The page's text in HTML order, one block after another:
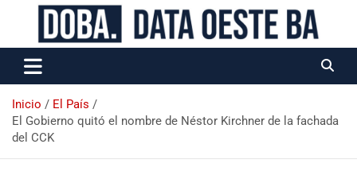
Data Oeste BA
Inicio
El País
El Gobierno quitó el nombre de Néstor Kirchner de la fachada
del CCK